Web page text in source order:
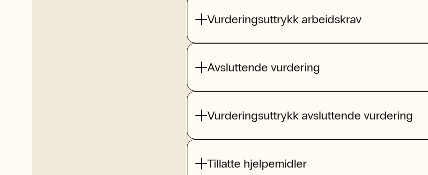
Vurderingsuttrykk arbeidskrav
Avsluttende vurdering
Vurderingsuttrykk avsluttende vurdering
Tillatte hjelpemidler